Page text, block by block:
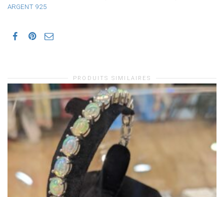
ARGENT 925
PRODUITS SIMILAIRES